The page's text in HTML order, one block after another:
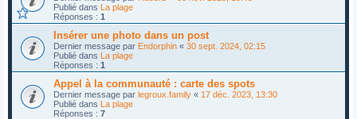
Publié dans La plage
Réponses : 1
Insérer une photo dans un post
Dernier message par Endorphin « 30 sept. 2024, 02:15
Publié dans La plage
Réponses : 1
Appel à la communauté : carte des spots
Dernier message par legroux.family « 17 déc. 2023, 13:30
Publié dans La plage
Réponses : 7